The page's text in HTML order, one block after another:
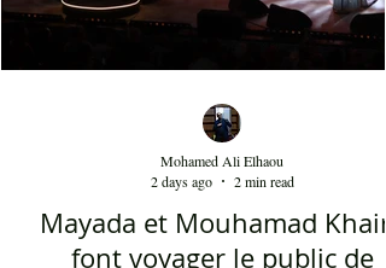
Mohamed Ali Elhaou
2 days ago
2 min read